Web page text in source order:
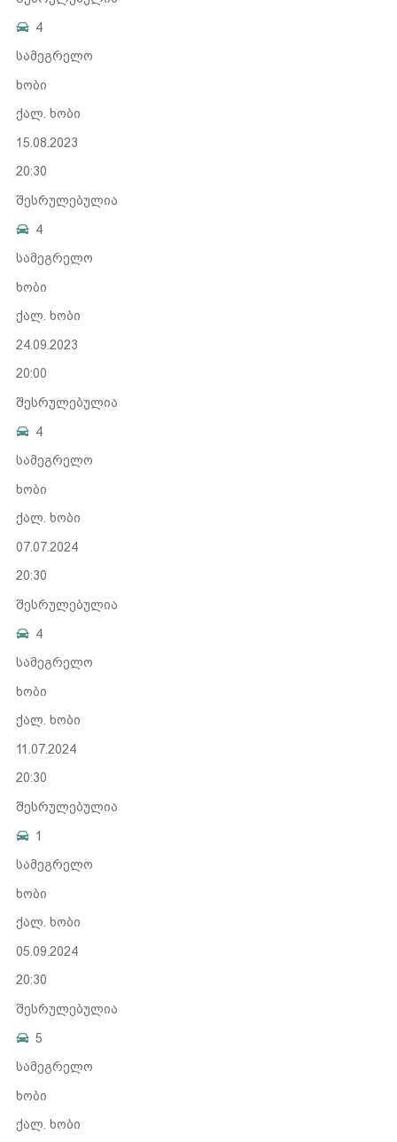
4
სამეგრელო
ხობი
ქალ. ხობი
15.08.2023
20:30
შესრულებულია
4
სამეგრელო
ხობი
ქალ. ხობი
24.09.2023
20:00
შესრულებულია
4
სამეგრელო
ხობი
ქალ. ხობი
07.07.2024
20:30
შესრულებულია
4
სამეგრელო
ხობი
ქალ. ხობი
11.07.2024
20:30
შესრულებულია
1
სამეგრელო
ხობი
ქალ. ხობი
05.09.2024
20:30
შესრულებულია
5
სამეგრელო
ხობი
ქალ. ხობი